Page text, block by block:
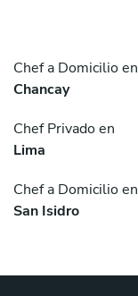
Chef a Domicilio en
Chancay
Chef Privado en
Lima
Chef a Domicilio en
San Isidro